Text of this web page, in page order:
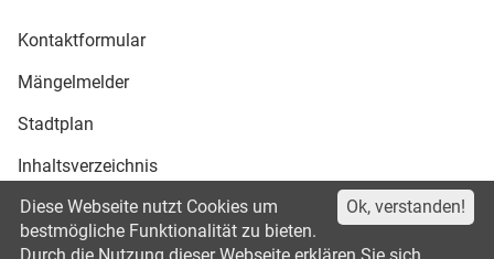
Kontaktformular
Mängelmelder
Stadtplan
Inhaltsverzeichnis
Druckansicht
Ok, verstanden!
Diese Webseite nutzt Cookies um
bestmögliche Funktionalität zu bieten.